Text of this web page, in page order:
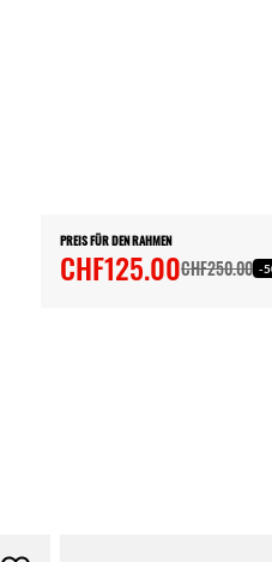
PREIS FÜR DEN RAHMEN
CHF125.00CHF250.00 -